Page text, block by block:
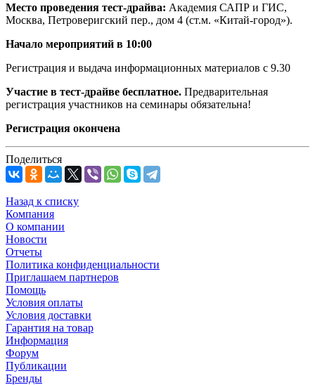
Место проведения тест-драйва: Академия САПР и ГИС,
Москва, Петроверигский пер., дом 4 (ст.м. «Китай-город»).
Начало мероприятий в 10:00
Регистрация и выдача информационных материалов с 9.30
Участие в тест-драйве бесплатное. Предварительная
регистрация участников на семинары обязательна!
Регистрация окончена
Поделиться
Назад к списку
Компания
О компании
Новости
Отчеты
Политика конфиденциальности
Приглашаем партнеров
Помощь
Условия оплаты
Условия доставки
Гарантия на товар
Информация
Форум
Публикации
Бренды